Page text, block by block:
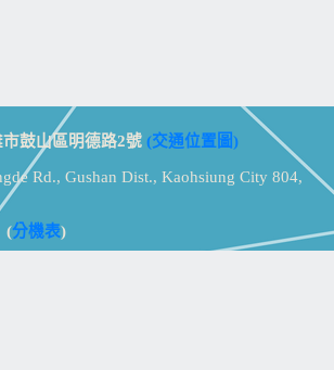
鼓山區明德路2號 (交通位置圖)
Rd., Gushan Dist., Kaohsiung City 804,
(分機表)